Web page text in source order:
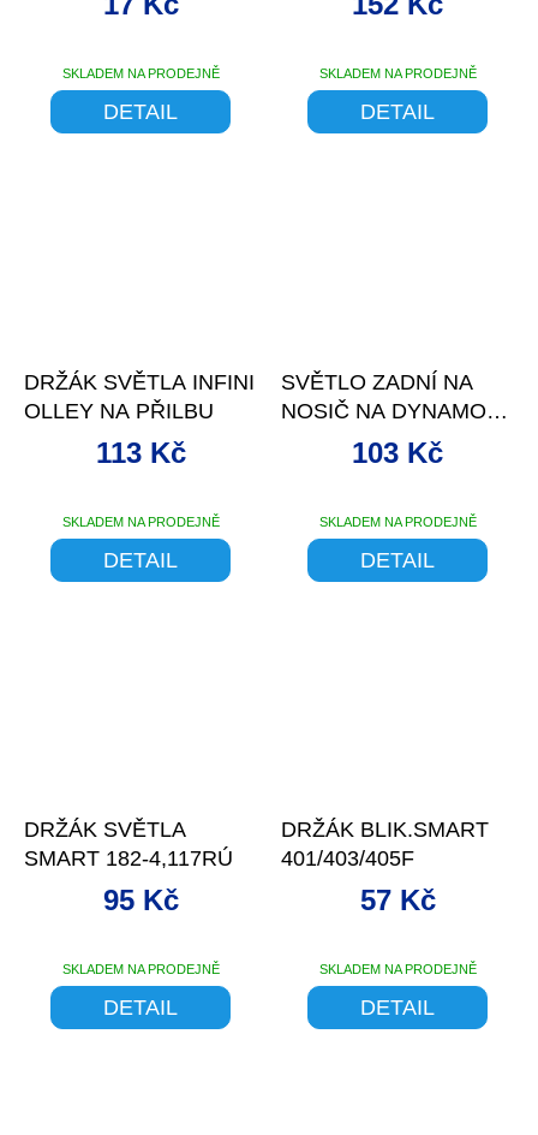
SKLADEM NA PRODEJNĚ
DETAIL
SVĚTLA III
SKLADEM NA PRODEJNĚ
DETAIL
DRŽÁK SVĚTLA INFINI
OLLEY NA PŘILBU
SKLADEM NA PRODEJNĚ
113 Kč
DETAIL
SVĚTLO ZADNÍ NA
NOSIČ NA DYNAMO
6V/0,6W
SKLADEM NA PRODEJNĚ
103 Kč
DETAIL
DRŽÁK SVĚTLA
SMART 182-4,117RÚ
SKLADEM NA PRODEJNĚ
95 Kč
DETAIL
DRŽÁK BLIK.SMART
401/403/405F
SKLADEM NA PRODEJNĚ
57 Kč
DETAIL